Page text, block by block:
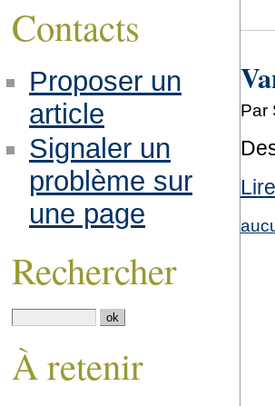
Par
Contacts
Proposer un
article
Signaler un
problème sur
une page
Rechercher
À retenir